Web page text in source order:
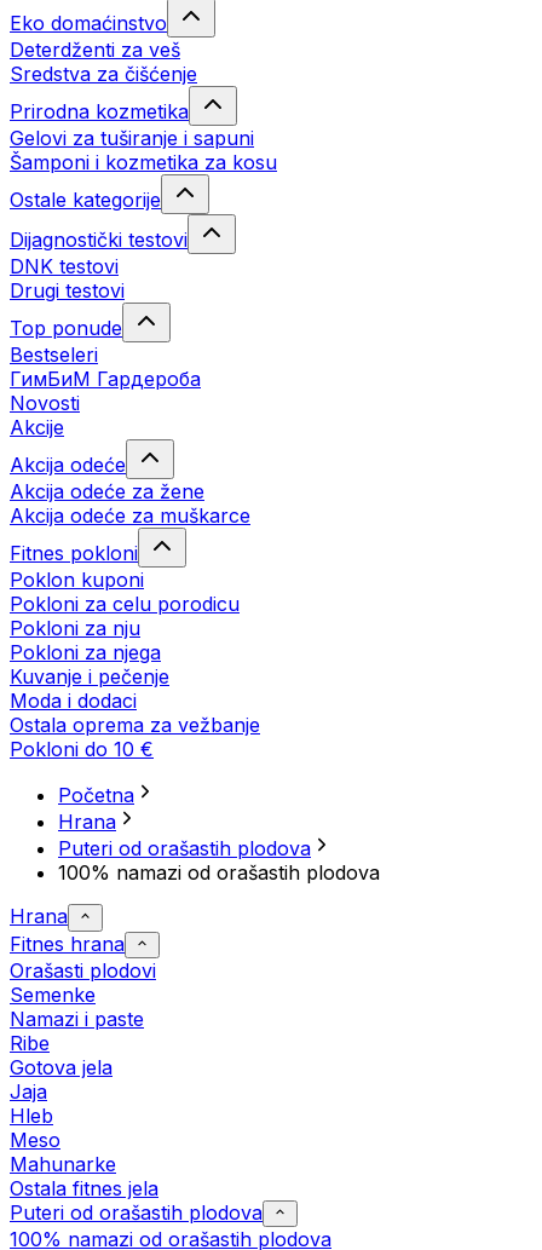
Eko domaćinstvo
Deterdženti za veš
Sredstva za čišćenje
Prirodna kozmetika
Gelovi za tuširanje i sapuni
Šamponi i kozmetika za kosu
Ostale kategorije
Dijagnostički testovi
DNK testovi
Drugi testovi
Top ponude
Bestseleri
ГимБиМ Гардeробa
Novosti
Akcije
Akcija odeće
Akcija odeće za žene
Akcija odeće za muškarce
Fitnes pokloni
Poklon kuponi
Pokloni za celu porodicu
Pokloni za nju
Pokloni za njega
Kuvanje i pečenje
Moda i dodaci
Ostala oprema za vežbanje
Pokloni do 10 €
Početna
Hrana
Puteri od orašastih plodova
100% namazi od orašastih plodova
Hrana
Fitnes hrana
Orašasti plodovi
Semenke
Namazi i paste
Ribe
Gotova jela
Јаја
Hleb
Meso
Mahunarke
Ostala fitnes jela
Puteri od orašastih plodova
100% namazi od orašastih plodova